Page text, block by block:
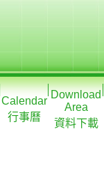
Calendar
行事曆
Download
Area
資料下載